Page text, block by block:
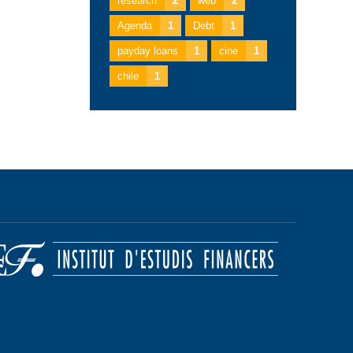
Agenda 1 Debt 1
payday loans 1 cine 1
chile 1